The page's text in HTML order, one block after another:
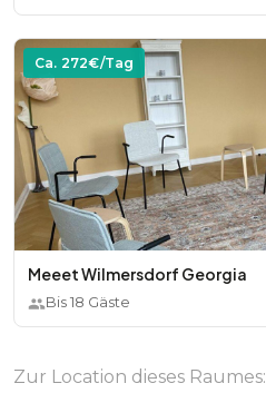
Ca. 272€/Tag
Meeet Wilmersdorf Georgia
Bis18 Gäste
Zur Location dieses Raumes: